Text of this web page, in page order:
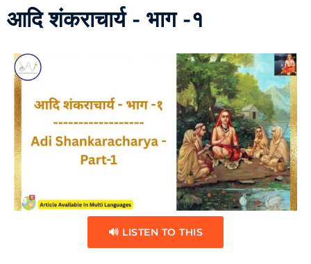
आदि शंकराचार्य - भाग -१
🔊 LISTEN TO THIS